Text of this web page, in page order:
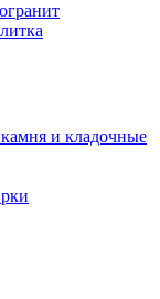
и кладочные